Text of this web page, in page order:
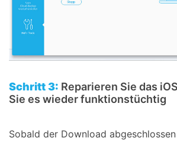
Schritt 3: Reparieren Sie das
Sie es wieder funktionstüchtig
Sobald der Download